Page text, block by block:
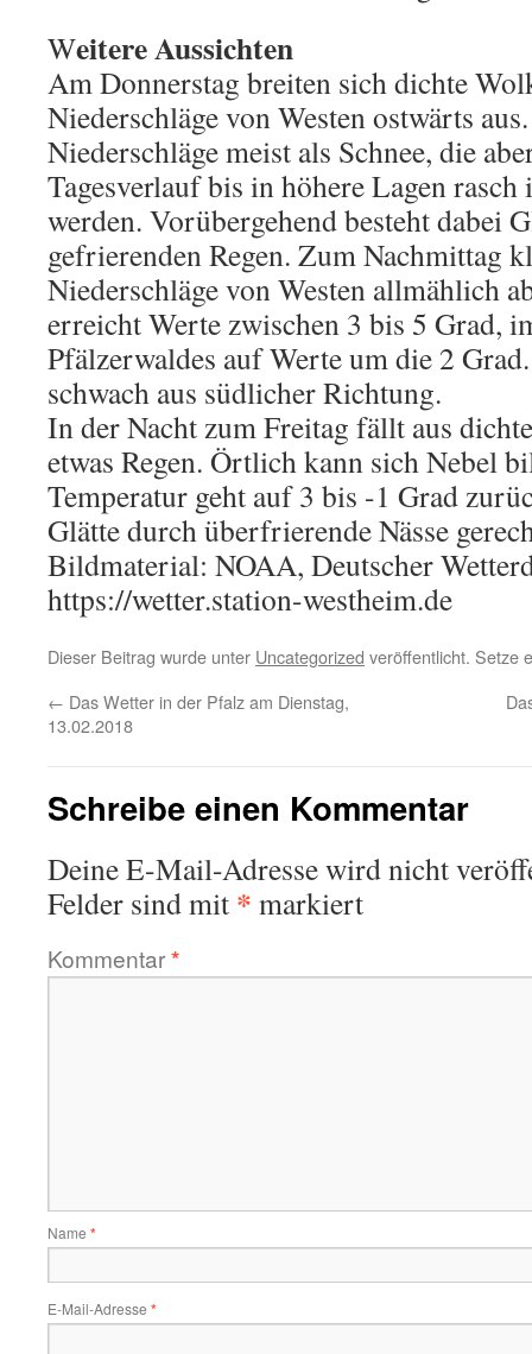
Weitere Aussichten
Am Donnerstag breiten sich dichte
Niederschläge von Westen ostwärts
Niederschläge meist als Schnee, die
Tagesverlauf bis in höhere Lagen rasch
werden. Vorübergehend besteht dabei
gefrierenden Regen. Zum Nachmittag
Niederschläge von Westen allmählich
erreicht Werte zwischen 3 bis 5 Grad,
Pfälzerwaldes auf Werte um die 2
schwach aus südlicher Richtung.
In der Nacht zum Freitag fällt aus
etwas Regen. Örtlich kann sich Nebel
Temperatur geht auf 3 bis -1 Grad
Glätte durch überfrierende Nässe
Bildmaterial: NOAA, Deutscher
https://wetter.station-westheim.de
Dieser Beitrag wurde unter Uncategorized veröffentlicht. Setze
← Das Wetter in der Pfalz am Dienstag,
13.02.2018
Schreibe einen Kommentar
Deine E-Mail-Adresse wird nicht
Felder sind mit * markiert
Kommentar*
Name *
E-Mail-Adresse *